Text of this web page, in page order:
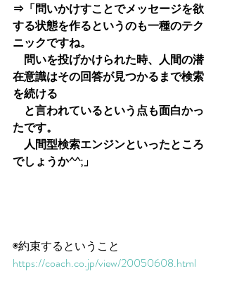
⇒「問いかけすことでメッセージを欲
する状態を作るというのも一種のテク
ニックですね。
問いを投げかけられた時、人間の潜
在意識はその回答が見つかるまで検索
を続ける
と言われているという点も面白かっ
たです。
人間型検索エンジンといったところ
でしょうか^^;」
◉約束するということ
https://coach.co.jp/view/20050608.html